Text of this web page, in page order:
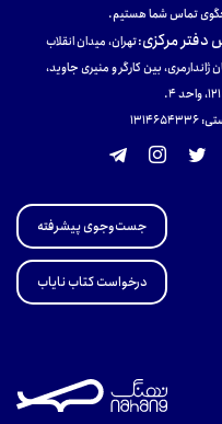
تماس شما هستیم.
دفتر مرکزی:تهران، میدان انقلاب
ژاندارمری، بین کارگر و منیری جاوید،
جست‌وجوی پیشرفته
درخواست کتاب نایاب